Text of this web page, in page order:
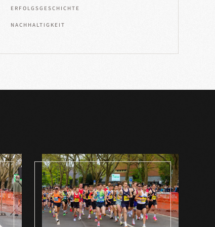
ERFOLGSGESCHICHTE
NACHHALTIGKEIT